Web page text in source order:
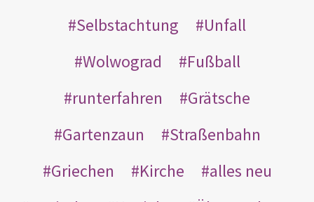
Selbstachtung
Unfall
Wolwograd
Fußball
runterfahren
Grätsche
Gartenzaun
Straßenbahn
Griechen
Kirche
alles neu